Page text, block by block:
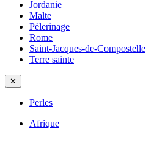
Jordanie
Malte
Pèlerinage
Rome
Saint-Jacques-de-Compostelle
Terre sainte
✕
Perles
Afrique